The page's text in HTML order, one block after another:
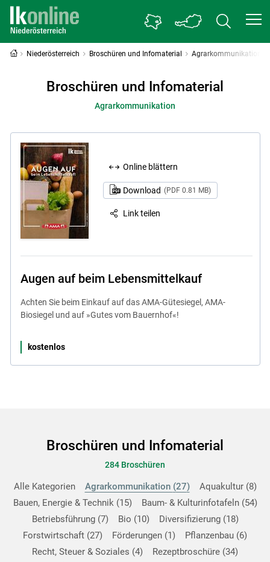
Niederösterreich Broschüren und Infomaterial Agrarkommunikation
Broschüren und Infomaterial
Agrarkommunikation
Online blättern
Download (PDF 0.81 MB)
Link teilen
Augen auf beim Lebensmittelkauf
Achten Sie beim Einkauf auf das AMA-Gütesiegel, AMA-
Biosiegel und auf »Gutes vom Bauernhof«!
kostenlos
Broschüren und Infomaterial
284 Broschüren
Alle Kategorien Agrarkommunikation 27 Aquakultur 8
Bauen, Energie & Technik 15 Baum- & Kulturinfotafeln 54
Betriebsführung 7 Bio 10 Diversifizierung 18
Forstwirtschaft 27 Förderungen 1 Pflanzenbau 6
Recht, Steuer & Soziales 4 Rezeptbroschüre 34